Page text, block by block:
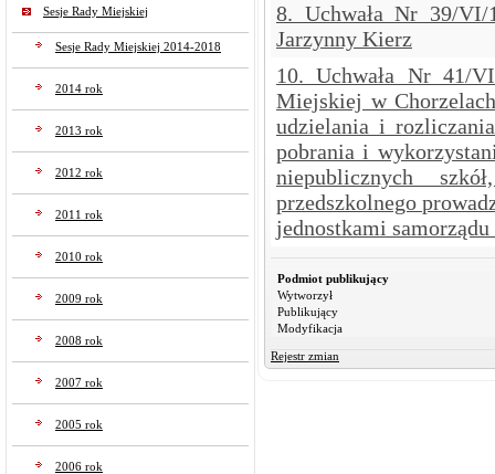
Sesje Rady Miejskiej
Sesje Rady Miejskiej 2014-2018
2014 rok
2013 rok
2012 rok
2011 rok
2010 rok
2009 rok
2008 rok
2007 rok
2005 rok
2006 rok
8. Uchwała Nr 39/
Jarzynny Kierz
10. Uchwała Nr 41/
Miejskiej w
udzielania i
pobrania i
niepublicznych
przedszkolnego
jednostkami
Podmiot publikujący
Wytworzył
Publikujący
Modyfikacja
Rejestr zmian